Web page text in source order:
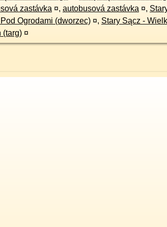
zastávka ¤, autobusová zastávka ¤,
Ogrodami (dworzec) ¤, Stary Sącz -
(targ) ¤